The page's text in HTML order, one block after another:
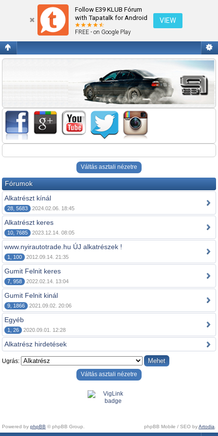
Follow E39 KLUB Fórum
with Tapatalk for Android
FREE - on Google Play
VIEW
Alkatrész
Váltás asztali nézetre
Fórumok
Alkatrészt kínál
28, 5683 2024.02.06. 18:45
Alkatrészt keres
10, 7685 2023.12.14. 08:05
www.nyirautotrade.hu ÚJ alkatrészek !
1, 100 2012.09.14. 21:35
Gumit Felnit keres
7, 958 2022.02.14. 13:04
Gumit Felnit kinál
9, 1866 2021.09.02. 20:06
Egyéb
1, 26 2020.09.01. 12:28
Alkatrész hirdetések
Ugrás:
Váltás asztali nézetre
Powered by phpBB © phpBB Group. phpBB Mobile / SEO byArtodia.